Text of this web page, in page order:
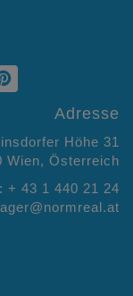
Adresse
Höhe 31
Wien, Österreich
+ 43 1 440 21 24